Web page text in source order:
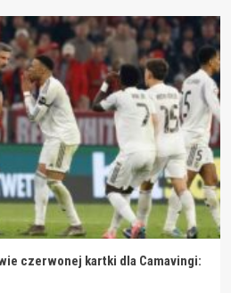
czerwonej kartki dla Camavingi: